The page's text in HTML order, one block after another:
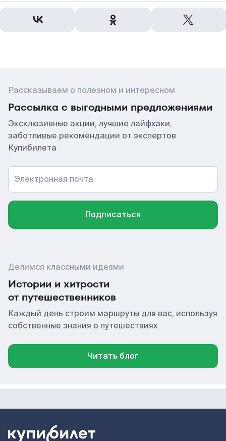
Рассказываем о полезном и интересном
Рассылка с выгодными предложениями
Эксклюзивные акции, лучшие лайфхаки,
заботливые рекомендации от экспертов
Купибилета
Электронная почта
Подписаться
Делимся классными идеями
Истории и хитрости
от путешественников
Каждый день строим маршруты для вас, используя
собственные знания о путешествиях
Читать блог